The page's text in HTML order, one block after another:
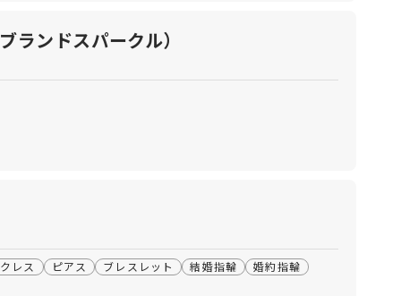
ンドスパークル）
レス ピアス ブレスレット 結婚指輪
婚約指輪